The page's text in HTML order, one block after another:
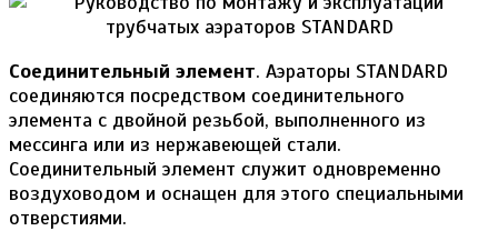
Соединительный элемент. Аэраторы STANDARD
соединяются посредством соединительного
элемента с двойной резьбой, выполненного из
мессинга или из нержавеющей стали.
Соединительный элемент служит одновременно
воздуховодом и оснащен для этого специальными
отверстиями.